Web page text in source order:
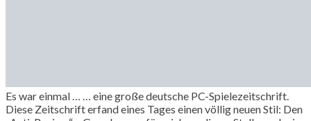
Es war einmal … … eine große deutsche PC-Spielezeitschrift.
Diese Zeitschrift erfand eines Tages einen völlig neuen Stil: Den